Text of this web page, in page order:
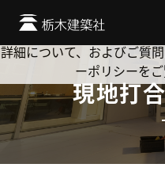
現地打
Cookie を使用して、お客
か? 当社ではお客様のプラ
詳細について、およびご質
ーポリシーをご